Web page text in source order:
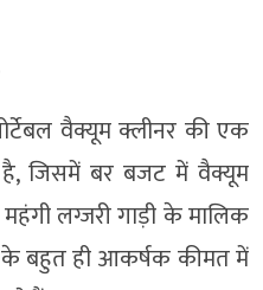
वैक्यूम क्लीनर की एक
जिसमें बर बजट में वैक्यूम
लग्जरी गाड़ी के मालिक
के बहुत ही आकर्षक कीमत में